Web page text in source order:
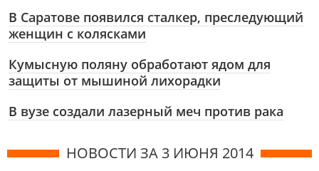
В Саратове появился сталкер, преследующий
женщин с колясками
Кумысную поляну обработают ядом для
защиты от мышиной лихорадки
В вузе создали лазерный меч против рака
НОВОСТИ ЗА 3 ИЮНЯ 2014